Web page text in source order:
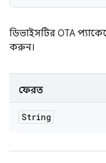
ডিভাইসটির OTA
করুন।
ফেরত
String